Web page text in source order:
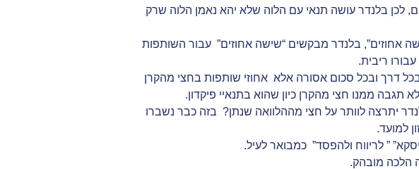
לכן בלנדר עושה תנאי עם הלוה שלא יהא נאמן הלוה שרק
אחוזים”, בלנדר מבקשים “שישה אחוזים” עבור השותפות
ריבית.
בכל דרך ובכל סכום אסורה אלא אחוזי שותפות בחצי מהקרן
ממנו חצי מהקרן כיון שהוא בתנאיי פיקדון.
יתרצה לוותר על חצי מההלוואה שנתן? בזה כבר נשברו
למועד.
” לריווח ולהפסד” כמבואר לעיל.
הלכה מובהק.